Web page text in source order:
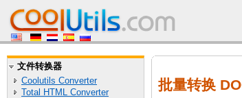
文件转换器
Coolutils Converter
Total HTML Converter
批量转换